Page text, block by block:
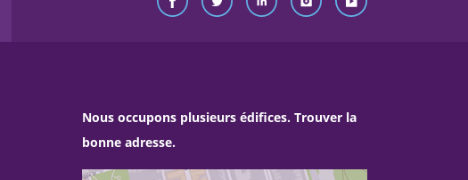
Nous occupons plusieurs édifices. Trouver la
bonne adresse.